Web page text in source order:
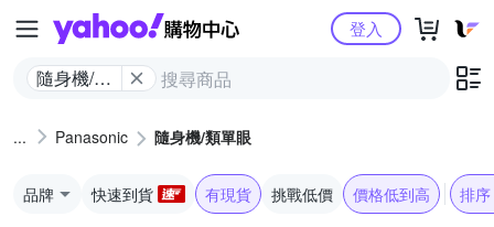
Yahoo購物中心
隨身機/類
登入
Panasonic 隨身機/類單眼
品牌 快速到貨 有現貨 挑戰低價 價格低到高 排序